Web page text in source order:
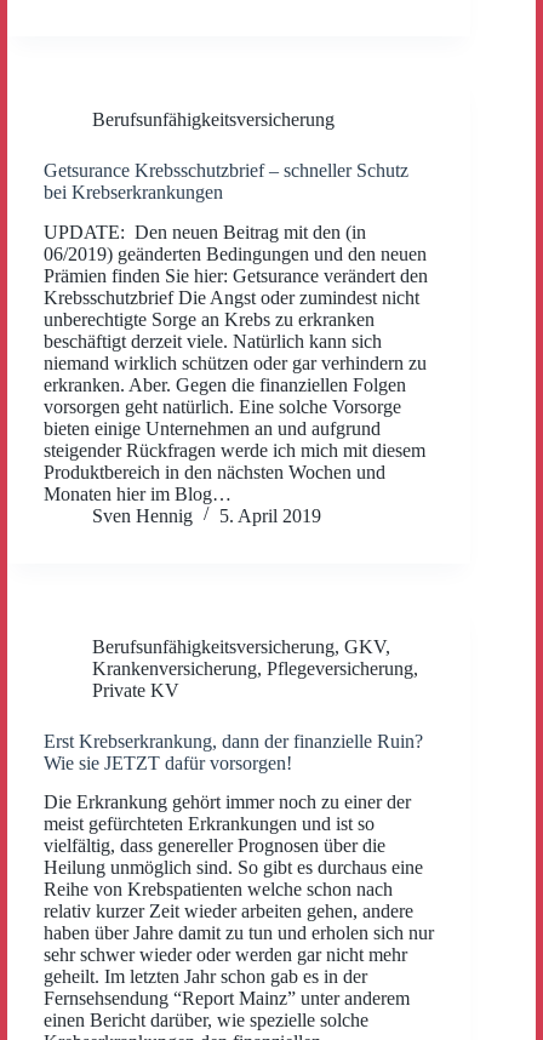
Berufsunfähigkeitsversicherung
Getsurance Krebsschutzbrief – schneller Schutz
bei Krebserkrankungen
UPDATE: Den neuen Beitrag mit den (in
06/2019) geänderten Bedingungen und den neuen
Prämien finden Sie hier: Getsurance verändert den
Krebsschutzbrief Die Angst oder zumindest nicht
unberechtigte Sorge an Krebs zu erkranken
beschäftigt derzeit viele. Natürlich kann sich
niemand wirklich schützen oder gar verhindern zu
erkranken. Aber. Gegen die finanziellen Folgen
vorsorgen geht natürlich. Eine solche Vorsorge
bieten einige Unternehmen an und aufgrund
steigender Rückfragen werde ich mich mit diesem
Produktbereich in den nächsten Wochen und
Monaten hier im Blog…
Sven Hennig
5. April 2019
Berufsunfähigkeitsversicherung, GKV,
Krankenversicherung, Pflegeversicherung,
Private KV
Erst Krebserkrankung, dann der finanzielle Ruin?
Wie sie JETZT dafür vorsorgen!
Die Erkrankung gehört immer noch zu einer der
meist gefürchteten Erkrankungen und ist so
vielfältig, dass genereller Prognosen über die
Heilung unmöglich sind. So gibt es durchaus eine
Reihe von Krebspatienten welche schon nach
relativ kurzer Zeit wieder arbeiten gehen, andere
haben über Jahre damit zu tun und erholen sich nur
sehr schwer wieder oder werden gar nicht mehr
geheilt. Im letzten Jahr schon gab es in der
Fernsehsendung “Report Mainz” unter anderem
einen Bericht darüber, wie spezielle solche